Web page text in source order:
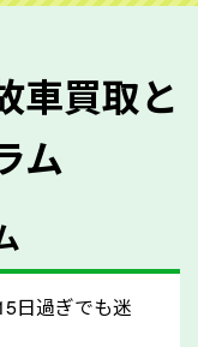
となります。
車買取と
ム
日過ぎでも迷